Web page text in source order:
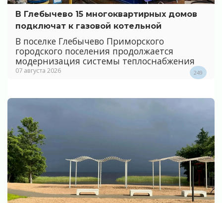
В Глебычево 15 многоквартирных домов
подключат к газовой котельной
В поселке Глебычево Приморского
городского поселения продолжается
модернизация системы теплоснабжения
07 августа 2026 249